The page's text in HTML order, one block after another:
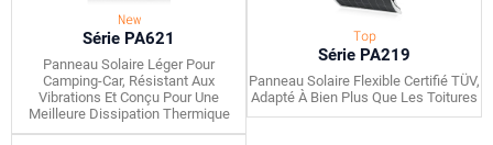
New
Série PA621
Panneau Solaire Léger Pour
Camping-Car, Résistant Aux
Vibrations Et Conçu Pour Une
Meilleure Dissipation Thermique
Top
Série PA219
Panneau Solaire Flexible Certifié TÜV,
Adapté À Bien Plus Que Les Toitures